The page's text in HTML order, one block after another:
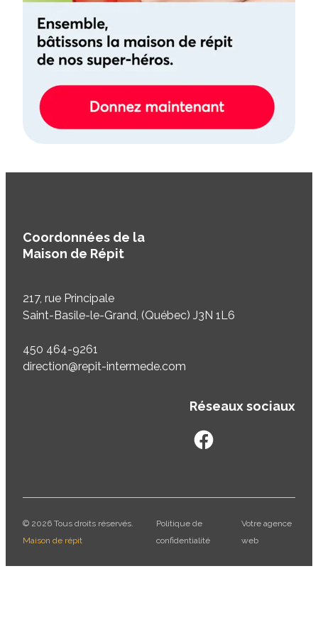
Coordonnées de la
Maison de Répit
217, rue Principale
Saint-Basile-le-Grand, (Québec) J3N 1L6
450 464-9261
direction@repit-intermede.com
Réseaux sociaux
googleplus
© 2026 Tous droits réservés.
Maison de répit
Politique de
confidentialité
Votre agence
web